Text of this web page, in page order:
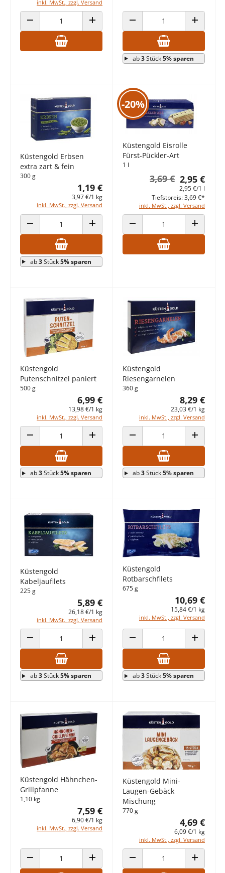
inkl. MwSt., zzgl. Versand
ANZAHL VERRINGERN ANZAHL ERHÖHENANZAHL VERRINGERN ANZAHL
ab3Stück5% sparen
Küstengold Erbsen
extra zart & fein
300 g
1,19 €
3,97 €/1 kg
inkl. MwSt., zzgl. Versand
ANZAHL VERRINGERN ANZAHL ERHÖHEN
ab3Stück5% sparen
-20%
Küstengold Eisrolle
Fürst-Pückler-Art
1 l
2,95 €
3,69 €
2,95 €/1 l
inkl. MwSt., zzgl. Versand
Tiefstpreis: 3,69 €*
ANZAHL VERRINGERN ANZAHL
Küstengold
Putenschnitzel paniert
500 g
6,99 €
13,98 €/1 kg
inkl. MwSt., zzgl. Versand
ANZAHL VERRINGERN ANZAHL ERHÖHEN
ab3Stück5% sparen
Küstengold
Riesengarnelen
360 g
8,29 €
23,03 €/1 kg
inkl. MwSt., zzgl. Versand
ANZAHL VERRINGERN ANZAHL
ab3Stück5% sparen
Küstengold
Kabeljaufilets
225 g
5,89 €
26,18 €/1 kg
inkl. MwSt., zzgl. Versand
ANZAHL VERRINGERN ANZAHL ERHÖHEN
ab3Stück5% sparen
Küstengold
Rotbarschfilets
675 g
10,69 €
15,84 €/1 kg
inkl. MwSt., zzgl. Versand
ANZAHL VERRINGERN ANZAHL
ab3Stück5% sparen
Küstengold Hähnchen-
Grillpfanne
1,10 kg
7,59 €
6,90 €/1 kg
inkl. MwSt., zzgl. Versand
ANZAHL VERRINGERN ANZAHL ERHÖHEN
Küstengold Mini-
Laugen-Gebäck
Mischung
770 g
4,69 €
6,09 €/1 kg
inkl. MwSt., zzgl. Versand
ANZAHL VERRINGERN ANZAHL